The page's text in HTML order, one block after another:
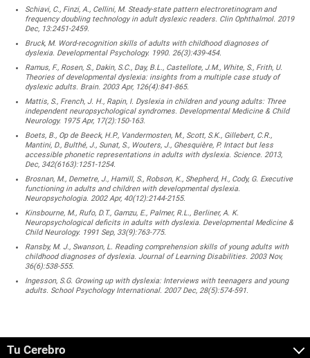
Schiavi, C., Finzi, A., Cellini, M. Steady-state pattern electroretinogram and
frequency doubling technology in adult dyslexic readers. Clin Ophthalmol. 2019
Dec, 13:2451-2459.
Bruck, M. Word-recognition skills of adults with childhood diagnoses of
dyslexia. Developmental Psychology. 1990. 26(3):439-454.
Ramus, F., Rosen, S., Dakin, S.C., Day, B.L., Castellote, J.M., White, S., Frith, U.
Theories of developmental dyslexia: insights from a multiple case study of
dyslexic adults. Brain. 2003 Apr, 126(4):841-865.
Mattis, S., French, J. H., Rapin, I. Dyslexia in children and young adults: Three
independent neuropsychological syndromes. Developmental Medicine & Child
Neurology. 1975 Apr, 17(2):150-163.
Boets, B., Op de Beeck, H.P., Vandermosten, M., Scott, S.K., Gillebert, C.R.,
Mantini, D., Bulthé, J., Sunat, S., Wouters, J., Ghesquière, P. Intact but less
accessible phonetic representations in adults with dyslexia. Science. 2013,
Dec, 342(6163):1251-1254.
Brosnan, M., Demetre, J., Hamill, S., Robson, K., Shepherd, H., Cody, G. Executive
functioning in adults and children with developmental dyslexia.
Neuropsychologia. 2002 Apr, 40(12):2144-2155.
Kinsbourne, M., Rufo, D.T., Gamzu, E., Palmer, R.L., Berliner, A. K.
Neuropsychological deficits in adults with dyslexia. Developmental Medicine &
Child Neurology. 1991 Sep, 33(9):763-775.
Ransby, M. J., Swanson, L. Reading comprehension skills of young adults with
childhood diagnoses of dyslexia. Journal of Learning Disabilities. 2003 Nov,
36(6):538-555.
Ingesson, S.G. Growing up with dyslexia: Interviews with teenagers and young
adults. School Psychology International. 2007 Dec, 28(5):574-591.
Tu Cerebro